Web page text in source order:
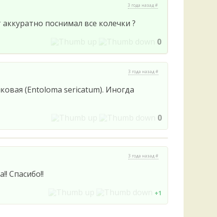
3 года назад #
поснимал все колечки ?
0
3 года назад #
(Entoloma sericatum). Иногда
0
3 года назад #
Спасибо!!
+1